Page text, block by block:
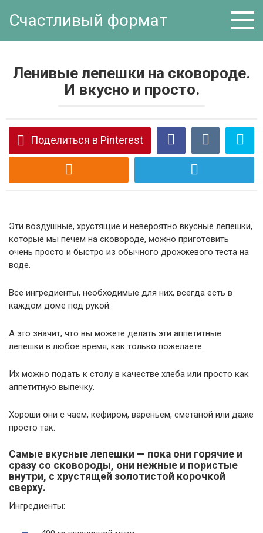
Счастливый формат
Ленивые лепешки на сковороде.
И вкусно и просто.
Поделиться в Pinterest
Эти воздушные, хрустящие и невероятно вкусные лепешки,
которые мы печем на сковороде, можно приготовить
очень просто и быстро из обычного дрожжевого теста на
воде.
Все ингредиенты, необходимые для них, всегда есть в
каждом доме под рукой.
А это значит, что вы можете делать эти аппетитные
лепешки в любое время, как только пожелаете.
Их можно подать к столу в качестве хлеба или просто как
аппетитную выпечку.
Хороши они с чаем, кефиром, вареньем, сметаной или даже
просто так.
Самые вкусные лепешки — пока они горячие и
сразу со сковороды, они нежные и пористые
внутри, с хрустящей золотистой корочкой
сверху.
Ингредиенты: